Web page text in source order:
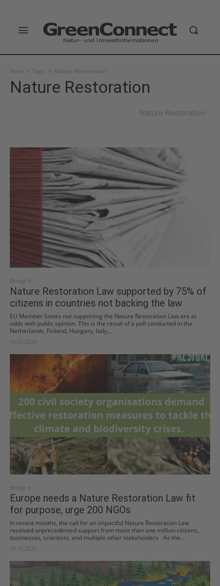
Start Tags Nature Restoration
Nature Restoration
Nature Restoration
Bridge III
Nature Restoration Law supported by 75% of
citizens in countries not backing the law
EU Member States not supporting the Nature Restoration Law are at
odds with public opinion. This is the result of a poll conducted in the
Netherlands, Finland, Hungary, Italy,...
16.05.2024
Bridge II
Europe needs a Nature Restoration Law fit
for purpose, urge 200 NGOs
In recent months, the call for an impactful Nature Restoration Law
received unprecedented support from more than one million citizens,
businesses, scientists, and multiple other stakeholders . As the...
03.10.2023